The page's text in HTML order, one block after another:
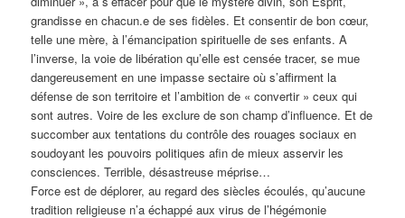
grandisse en chacun.e de ses fidèles. Et consentir de bon cœur,
telle une mère, à l’émancipation spirituelle de ses enfants. A
l’inverse, la voie de libération qu’elle est censée tracer, se mue
dangereusement en une impasse sectaire où s’affirment la
défense de son territoire et l’ambition de « convertir » ceux qui
sont autres. Voire de les exclure de son champ d’influence. Et de
succomber aux tentations du contrôle des rouages sociaux en
soudoyant les pouvoirs politiques afin de mieux asservir les
consciences. Terrible, désastreuse méprise…
Force est de déplorer, au regard des siècles écoulés, qu’aucune
tradition religieuse n’a échappé aux virus de l’hégémonie